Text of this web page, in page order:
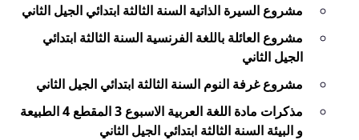
مشروع السيرة الذاتية السنة الثالثة ابتدائي الجيل الثاني
مشروع العائلة باللغة الفرنسية السنة الثالثة ابتدائي
الجيل الثاني
مشروع غرفة النوم السنة الثالثة ابتدائي الجيل الثاني
مذكرات مادة اللغة العربية الاسبوع 3 المقطع 4 الطبيعة
و البيئة السنة الثالثة ابتدائي الجيل الثاني